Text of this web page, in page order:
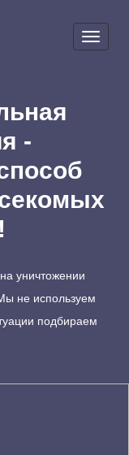
-
уничтожении
не используем
подбираем